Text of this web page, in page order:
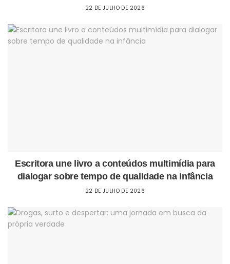
22 DE JULHO DE 2026
Escritora une livro a conteúdos multimídia para
dialogar sobre tempo de qualidade na infância
22 DE JULHO DE 2026